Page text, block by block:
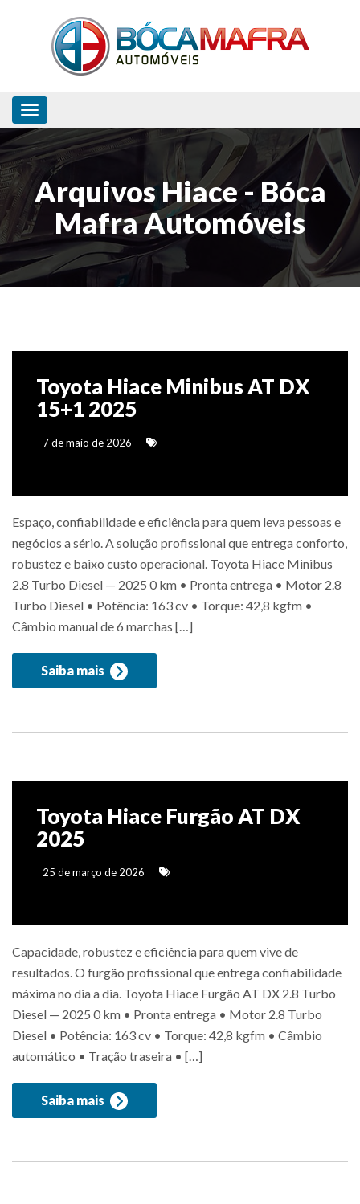
Toggle navigation
Arquivos Hiace - Bóca
Mafra Automóveis
Toyota Hiace Minibus AT DX
15+1 2025
7 de maio de 2026
Espaço, confiabilidade e eficiência para quem leva pessoas e
negócios a sério. A solução profissional que entrega conforto,
robustez e baixo custo operacional. Toyota Hiace Minibus
2.8 Turbo Diesel — 2025 0 km • Pronta entrega • Motor 2.8
Turbo Diesel • Potência: 163 cv • Torque: 42,8 kgfm •
Câmbio manual de 6 marchas […]
Saiba mais
Toyota Hiace Furgão AT DX
2025
25 de março de 2026
Capacidade, robustez e eficiência para quem vive de
resultados. O furgão profissional que entrega confiabilidade
máxima no dia a dia. Toyota Hiace Furgão AT DX 2.8 Turbo
Diesel — 2025 0 km • Pronta entrega • Motor 2.8 Turbo
Diesel • Potência: 163 cv • Torque: 42,8 kgfm • Câmbio
automático • Tração traseira • […]
Saiba mais